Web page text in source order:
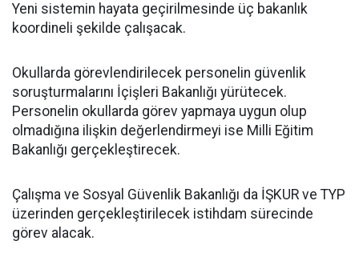
Yeni sistemin hayata geçirilmesinde üç bakanlık
koordineli şekilde çalışacak.
Okullarda görevlendirilecek personelin güvenlik
soruşturmalarını İçişleri Bakanlığı yürütecek.
Personelin okullarda görev yapmaya uygun olup
olmadığına ilişkin değerlendirmeyi ise Milli Eğitim
Bakanlığı gerçekleştirecek.
Çalışma ve Sosyal Güvenlik Bakanlığı da İŞKUR ve TYP
üzerinden gerçekleştirilecek istihdam sürecinde
görev alacak.